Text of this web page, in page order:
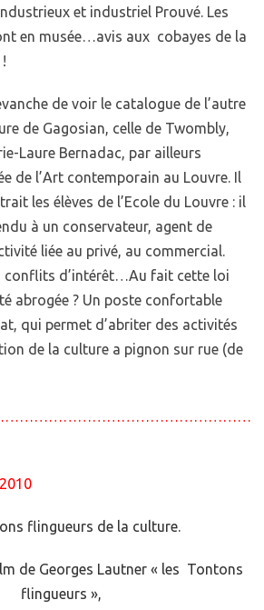
et industriel Prouvé. Les
en musée…avis aux cobayes de la
de voir le catalogue de l’autre
de Gagosian, celle de Twombly,
Laure Bernadac, par ailleurs
de l’Art contemporain au Louvre. Il
les élèves de l’Ecole du Louvre : il
à un conservateur, agent de
liée au privé, au commercial.
conflits d’intérêt…Au fait cette loi
abrogée ? Un poste confortable
qui permet d’abriter des activités
de la culture a pignon sur rue (de
flingueurs de la culture.
de Georges Lautner « les Tontons
flingueurs »,